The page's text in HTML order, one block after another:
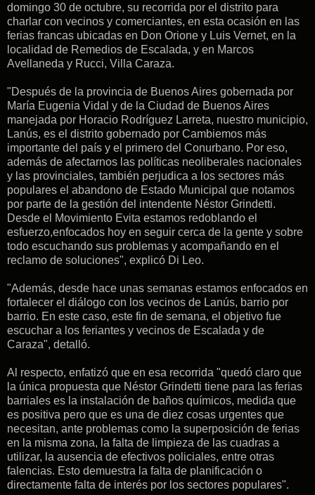
domingo 30 de octubre, su recorrida por el distrito para
charlar con vecinos y comerciantes, en esta ocasión en las
ferias francas ubicadas en Don Orione y Luis Vernet, en la
localidad de Remedios de Escalada, y en Marcos
Avellaneda y Rucci, Villa Caraza.
"Después de la provincia de Buenos Aires gobernada por
María Eugenia Vidal y de la Ciudad de Buenos Aires
manejada por Horacio Rodríguez Larreta, nuestro municipio,
Lanús, es el distrito gobernado por Cambiemos más
importante del país y el primero del Conurbano. Por eso,
además de afectarnos las políticas neoliberales nacionales
y las provinciales, también perjudica a los sectores más
populares el abandono de Estado Municipal que notamos
por parte de la gestión del intendente Néstor Grindetti.
Desde el Movimiento Evita estamos redoblando el
esfuerzo,enfocados hoy en seguir cerca de la gente y sobre
todo escuchando sus problemas y acompañando en el
reclamo de soluciones", explicó Di Leo.
"Además, desde hace unas semanas estamos enfocados en
fortalecer el diálogo con los vecinos de Lanús, barrio por
barrio. En este caso, este fin de semana, el objetivo fue
escuchar a los feriantes y vecinos de Escalada y de
Caraza", detalló.
Al respecto, enfatizó que en esa recorrida "quedó claro que
la única propuesta que Néstor Grindetti tiene para las ferias
barriales es la instalación de baños químicos, medida que
es positiva pero que es una de diez cosas urgentes que
necesitan, ante problemas como la superposición de ferias
en la misma zona, la falta de limpieza de las cuadras a
utilizar, la ausencia de efectivos policiales, entre otras
falencias. Esto demuestra la falta de planificación o
directamente falta de interés por los sectores populares".